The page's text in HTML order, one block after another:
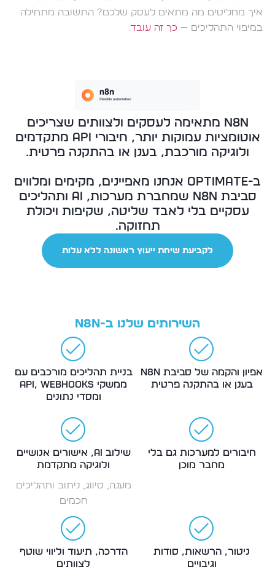
איך מחליטים מה מתאים לעסק שלכם? התשובה מתחילה
במיפוי התהליכים — כך זה עובד.
n8n מתאימה לעסקים ולצוותים שצריכים
אוטומציות עמוקות יותר, חיבורי API מתקדמים
ולוגיקה מורכבת, בענן או בהתקנה פרטית.
ב-Optimate אנחנו מאפיינים, מקימים ומלווים
סביבת n8n שמחברת מערכות, AI ותהליכים
עסקיים בלי לאבד שליטה, שקיפות ויכולת
תחזוקה.
לקביעת שיחת ייעוץ ראשונה ללא עלות
השירותים שלנו ב-n8n
אפיון והקמה של סביבת n8n
בענן או בהתקנה פרטית
בניית תהליכים מורכבים עם
ממשקי API, webhooks
ומסדי נתונים
חיבורים למערכות גם בלי
מחבר מוכן
שילוב AI, אישורים אנושיים
ולוגיקה מתקדמת
מענה, סיווג, ניתוב ותהליכים
חכמים
ניטור, הרשאות, סודות
וגיבויים
הדרכה, תיעוד וליווי שוטף
לצוותים